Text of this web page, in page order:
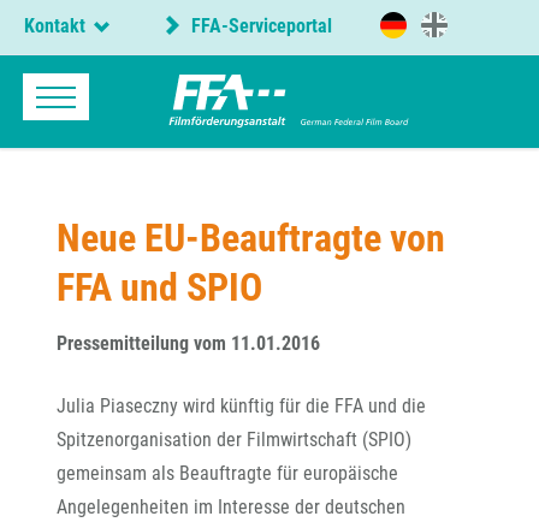
Kontakt FFA-Serviceportal
Neue EU-Beauftragte von
FFA und SPIO
Pressemitteilung vom 11.01.2016
Julia Piaseczny wird künftig für die FFA und die
Spitzenorganisation der Filmwirtschaft (SPIO)
gemeinsam als Beauftragte für europäische
Angelegenheiten im Interesse der deutschen